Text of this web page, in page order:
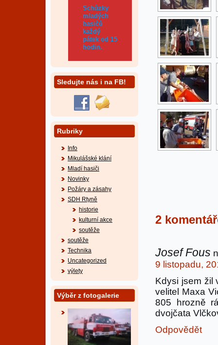
Schůzky
mladých
hasičů
každý
pátek od 15
hodin.
Sledujte nás i na FB!
Rubriky
Info
Mikulášské klání
Mladí hasiči
Novinky
Požáry a zásahy
SDH Rtyně
historie
kulturní akce
soutěže
soutěže
Technika
Uncategorized
výlety
Výběr z fotogalerie
2
Josef Fous
9 listopadu,
Kdysi jsem žil
velitel Maxa
805 hrozně
dvojčata
Odpovědět